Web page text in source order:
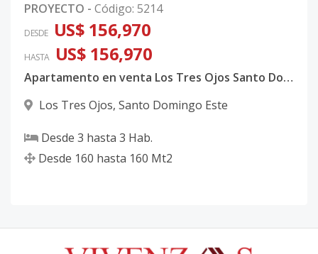
PROYECTO - Código: 5214
DESDE US$ 156,970
HASTA US$ 156,970
Apartamento en venta Los Tres Ojos Santo Domingo Este
Los Tres Ojos, Santo Domingo Este
Desde 3 hasta 3 Hab.
Desde 160 hasta 160 Mt2